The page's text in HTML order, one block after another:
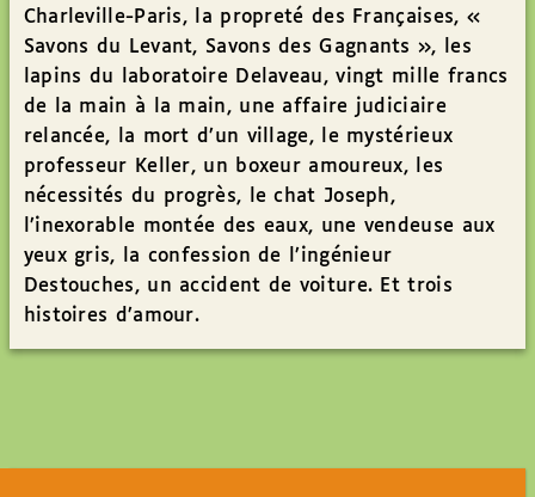
Charleville-Paris, la propreté des Françaises, «
Savons du Levant, Savons des Gagnants », les
lapins du laboratoire Delaveau, vingt mille francs
de la main à la main, une affaire judiciaire
relancée, la mort d’un village, le mystérieux
professeur Keller, un boxeur amoureux, les
nécessités du progrès, le chat Joseph,
l’inexorable montée des eaux, une vendeuse aux
yeux gris, la confession de l’ingénieur
Destouches, un accident de voiture. Et trois
histoires d’amour.